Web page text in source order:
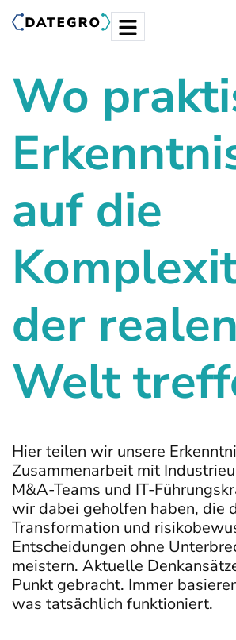
Wo
auf die
der realen
Welt
Hier teilen wir unsere
Zusammenarbeit mit
M&A-Teams und IT-
wir dabei geholfen haben, die
Transformation und
Entscheidungen ohne
meistern. Aktuelle
Punkt gebracht. Immer
was tatsächlich funktioniert.